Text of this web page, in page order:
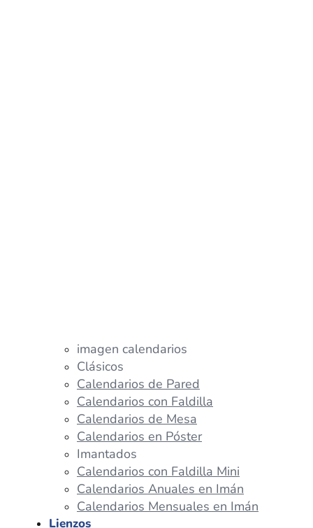
imagen calendarios
Clásicos
Calendarios de Pared
Calendarios con Faldilla
Calendarios de Mesa
Calendarios en Póster
Imantados
Calendarios con Faldilla Mini
Calendarios Anuales en Imán
Calendarios Mensuales en Imán
Lienzos